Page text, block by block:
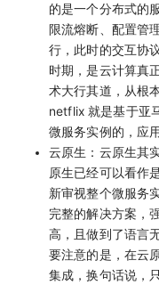
的是一个分布式的
限流熔断、配置管
行，此时的交互协
时期，是云计算真
术大行其道，从根
netflix 就是基于亚
微服务实例的，应
云原生：云原生其
原生已经可以看作
新审视整个微服务
完整的解决方案，
高，且做到了语言
要注意的是，在云
集成，换句话说，